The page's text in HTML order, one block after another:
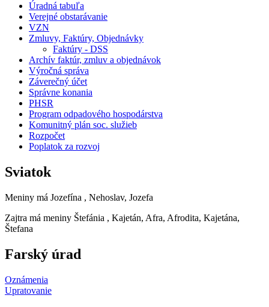
Úradná tabuľa
Verejné obstarávanie
VZN
Zmluvy, Faktúry, Objednávky
Faktúry - DSS
Archív faktúr, zmluv a objednávok
Výročná správa
Záverečný účet
Správne konania
PHSR
Program odpadového hospodárstva
Komunitný plán soc. služieb
Rozpočet
Poplatok za rozvoj
Sviatok
Meniny má Jozefína , Nehoslav, Jozefa
Zajtra má meniny Štefánia , Kajetán, Afra, Afrodita, Kajetána,
Štefana
Farský úrad
Oznámenia
Upratovanie